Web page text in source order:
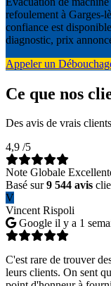
refoulement à Garges-
confiance est
diagnostic, prix
Appeler un
Ce que nos
Des avis de vrais
4,9 /5
Note Globale
Basé sur9 544 avis
V
Vincent Rispoli
Google il y a 1
C'est rare de trouver
leurs clients. On sent